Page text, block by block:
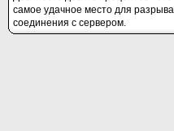
самое удачное место для разрыва
соединения с сервером.